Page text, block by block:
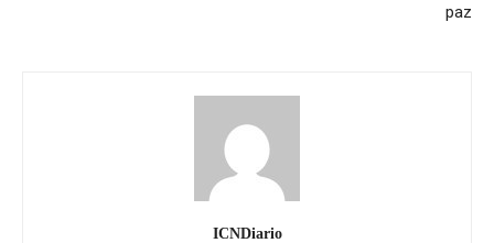
paz
ICNDiario